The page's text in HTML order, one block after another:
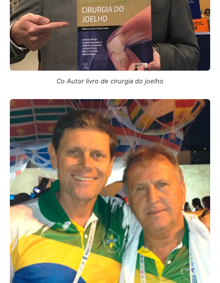
Co Autor livro de cirurgia do joelho